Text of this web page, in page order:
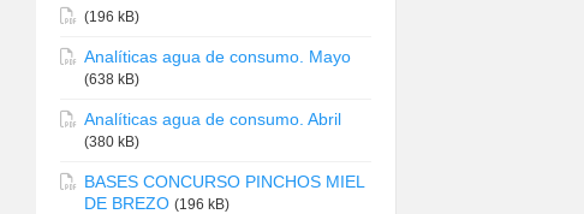
(196 kB)
Analíticas agua de consumo. Mayo
(638 kB)
Analíticas agua de consumo. Abril
(380 kB)
BASES CONCURSO PINCHOS MIEL
DE BREZO (196 kB)